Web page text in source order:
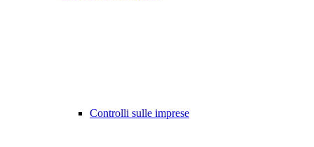
Controlli sulle imprese